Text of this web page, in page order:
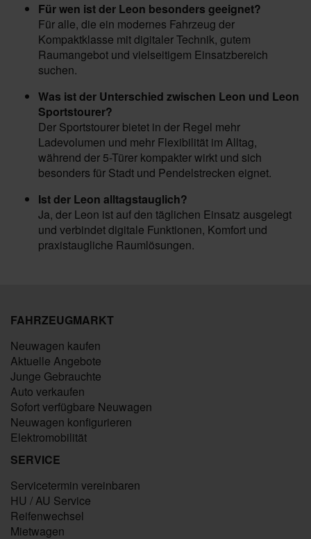
Für wen ist der Leon besonders geeignet?
Für alle, die ein modernes Fahrzeug der
Kompaktklasse mit digitaler Technik, gutem
Raumangebot und vielseitigem Einsatzbereich
suchen.
Was ist der Unterschied zwischen Leon und Leon
Sportstourer?
Der Sportstourer bietet in der Regel mehr
Ladevolumen und mehr Flexibilität im Alltag,
während der 5-Türer kompakter wirkt und sich
besonders für Stadt und Pendelstrecken eignet.
Ist der Leon alltagstauglich?
Ja, der Leon ist auf den täglichen Einsatz ausgelegt
und verbindet digitale Funktionen, Komfort und
praxistaugliche Raumlösungen.
FAHRZEUGMARKT
Neuwagen kaufen
Aktuelle Angebote
Junge Gebrauchte
Auto verkaufen
Sofort verfügbare Neuwagen
Neuwagen konfigurieren
Elektromobilität
SERVICE
Servicetermin vereinbaren
HU / AU Service
Reifenwechsel
Mietwagen